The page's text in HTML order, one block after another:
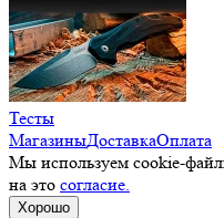
Тесты
МагазиныДоставкаОплата
Мы используем cookie-
на это согласие.
Хорошо